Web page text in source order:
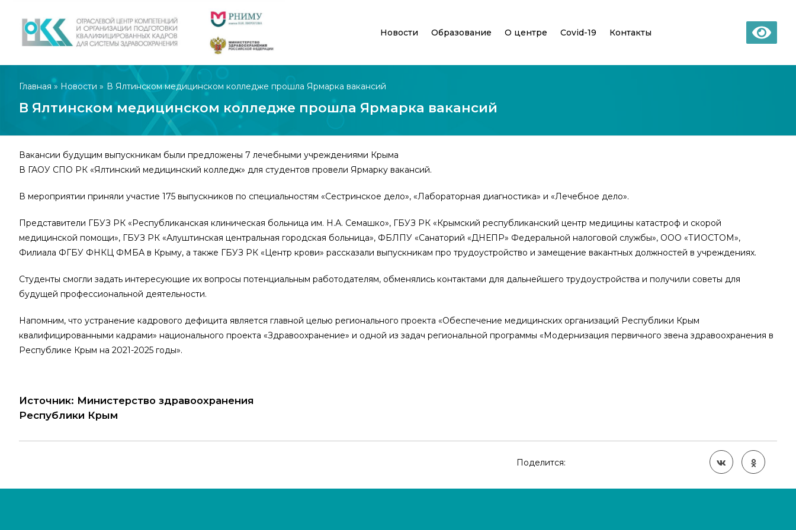
Новости Образование О центре Covid-19 Контакты
Главная » Новости » В Ялтинском медицинском колледже прошла Ярмарка вакансий
В Ялтинском медицинском колледже прошла Ярмарка вакансий
Вакансии будущим выпускникам были предложены 7 лечебными учреждениями Крыма
В ГАОУ СПО РК «Ялтинский медицинский колледж» для студентов провели Ярмарку вакансий.
В мероприятии приняли участие 175 выпускников по специальностям «Сестринское дело», «Лабораторная диагностика» и «Лечебное дело».
Представители ГБУЗ РК «Республиканская клиническая больница им. Н.А. Семашко», ГБУЗ РК «Крымский республиканский центр медицины катастроф и скорой
медицинской помощи», ГБУЗ РК «Алуштинская центральная городская больница», ФБЛПУ «Санаторий «ДНЕПР» Федеральной налоговой службы», ООО «ТИОСТОМ»,
Филиала ФГБУ ФНКЦ ФМБА в Крыму, а также ГБУЗ РК «Центр крови» рассказали выпускникам про трудоустройство и замещение вакантных должностей в учреждениях.
Студенты смогли задать интересующие их вопросы потенциальным работодателям, обменялись контактами для дальнейшего трудоустройства и получили советы для
будущей профессиональной деятельности.
Напомним, что устранение кадрового дефицита является главной целью регионального проекта «Обеспечение медицинских организаций Республики Крым
квалифицированными кадрами» национального проекта «Здравоохранение» и одной из задач региональной программы «Модернизация первичного звена здравоохранения в
Республике Крым на 2021-2025 годы».
Источник: Министерство здравоохранения
Республики Крым
Поделится: